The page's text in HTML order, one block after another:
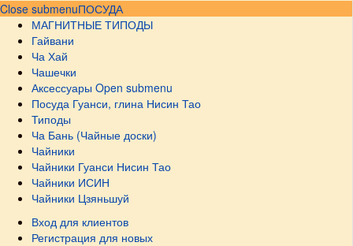
Close submenuПОСУДА
МАГНИТНЫЕ ТИПОДЫ
Гайвани
Ча Хай
Чашечки
Аксессуары Open submenu
Посуда Гуанси, глина Нисин Тао
Типоды
Ча Бань (Чайные доски)
Чайники
Чайники Гуанси Нисин Тао
Чайники ИСИН
Чайники Цзяньшуй
Вход для клиентов
Регистрация для новых